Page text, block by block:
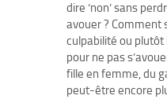
dire ‘non’ sans
avouer ? Comment
culpabilité ou plutôt
pour ne pas
fille en femme, du
peut-être encore